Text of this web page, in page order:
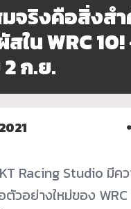
จริงคือสิ่งส
ใน WRC 10!
ก.ย.
Racing Studio มีค
วอย่างใหม่ของ WRC